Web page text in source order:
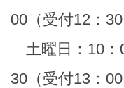
00（受付12：30
土曜日：10：
30（受付13：00